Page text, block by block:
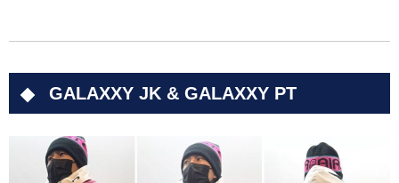
GALAXXY JK & GALAXXY PT